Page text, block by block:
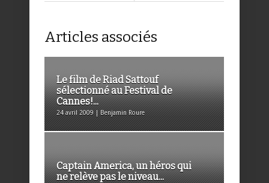
Articles associés
Le film de Riad Sattouf
sélectionné au Festival de
Cannes!...
24 avril 2009 | Benjamin Roure
Captain America, un héros qui
ne relève pas le niveau...